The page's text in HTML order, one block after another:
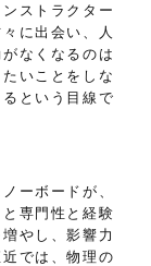
ストラクター
に出会い、人
なくなるのは
いことをしな
という目線で
ーボードが、
専門性と経験
やし、影響力
では、物理の